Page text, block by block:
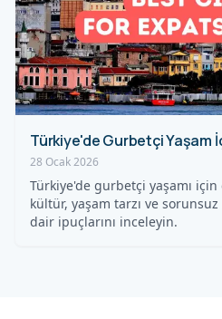
Türkiye'de Gurbetçi Yaşam
28 Ocak 2026
Türkiye'de gurbetçi yaşamı
kültür, yaşam tarzı ve
dair ipuçlarını inceleyin.